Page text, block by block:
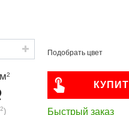
м2
2) Быстрый заказ